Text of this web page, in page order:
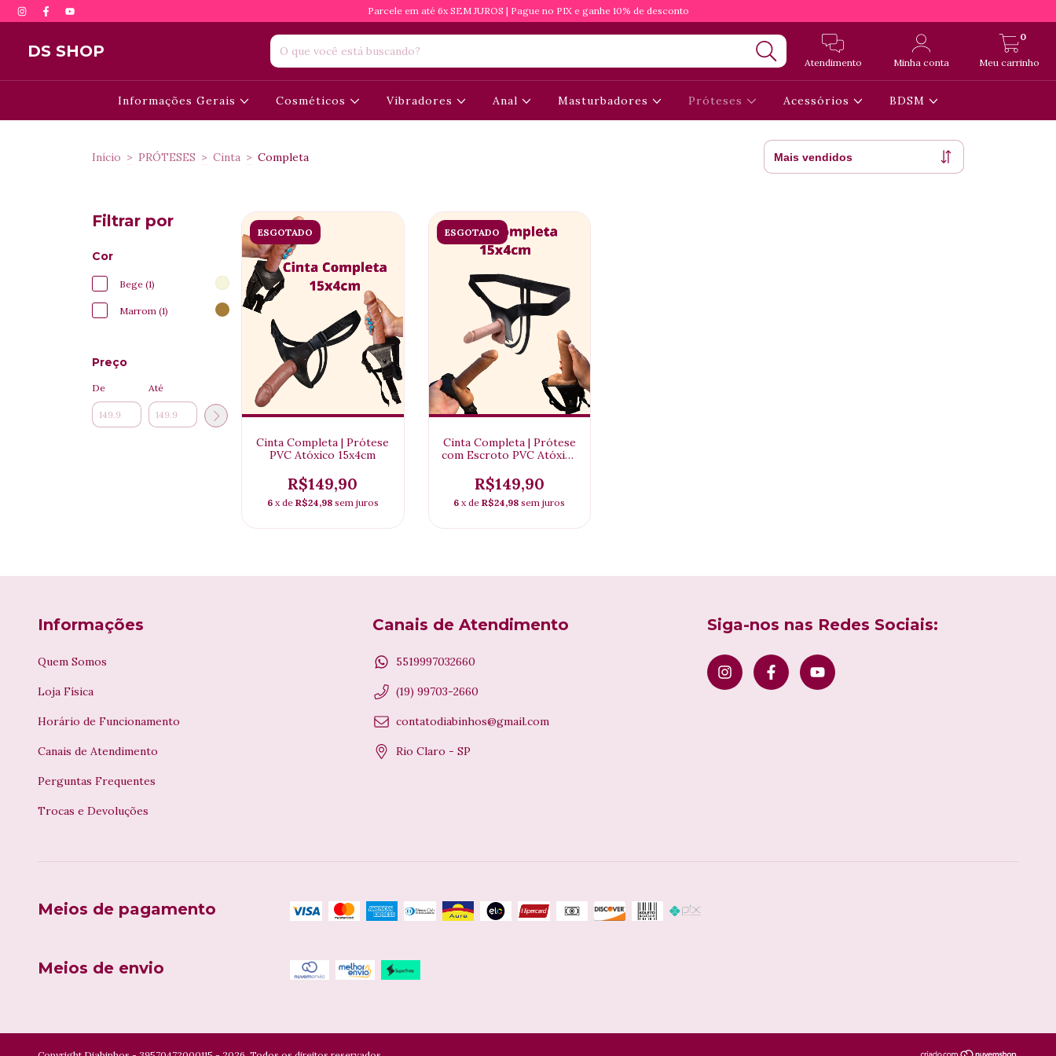
Parcele em até 6x SEM JUROS | Pague no PIX e ganhe 10% de desconto
DS SHOP
Atendimento Minha conta Meu carrinho
0
Informações Gerais Cosméticos Vibradores Anal Masturbadores Próteses Acessórios BDSM
Início > PRÓTESES > Cinta > Completa
Filtrar por
Cor
Bege (1)
Marrom (1)
Preço
De Até
ESGOTADO
Cinta Completa | Prótese
PVC Atóxico 15x4cm
R$149,90
6 x de R$24,98 sem juros
ESGOTADO
Cinta Completa | Prótese
com Escroto PVC Atóxico
R$149,90
6 x deR$24,98 sem juros
Informações
Quem Somos
Loja Física
Horário de Funcionamento
Canais de Atendimento
Perguntas Frequentes
Trocas e Devoluções
Canais de Atendimento
5519997032660
(19) 99703-2660
contatodiabinhos@gmail.com
Rio Claro - SP
Siga-nos nas Redes Sociais:
Meios de pagamento
Meios de envio